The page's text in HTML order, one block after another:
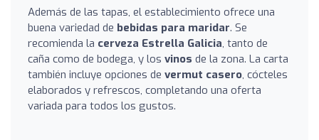
Además de las tapas, el establecimiento ofrece una
buena variedad de bebidas para maridar. Se
recomienda la cerveza Estrella Galicia, tanto de
caña como de bodega, y los vinos de la zona. La carta
también incluye opciones de vermut casero, cócteles
elaborados y refrescos, completando una oferta
variada para todos los gustos.